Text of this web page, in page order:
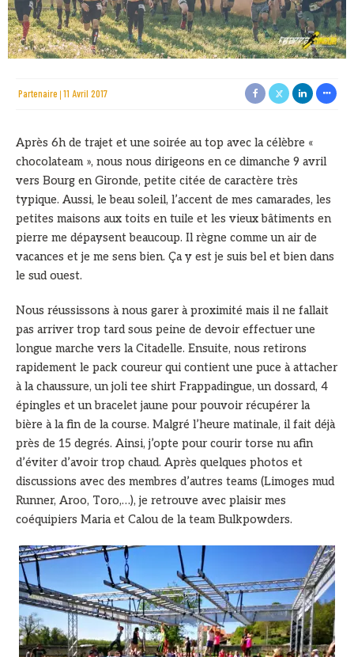
Partenaire 11 Avril 2017
Après 6h de trajet et une soirée au top avec la célèbre «
chocolateam », nous nous dirigeons en ce dimanche 9 avril
vers Bourg en Gironde, petite citée de caractère très
typique. Aussi, le beau soleil, l’accent de mes camarades, les
petites maisons aux toits en tuile et les vieux bâtiments en
pierre me dépaysent beaucoup. Il règne comme un air de
vacances et je me sens bien. Ça y est je suis bel et bien dans
le sud ouest.
Nous réussissons à nous garer à proximité mais il ne fallait
pas arriver trop tard sous peine de devoir effectuer une
longue marche vers la Citadelle. Ensuite, nous retirons
rapidement le pack coureur qui contient une puce à attacher
à la chaussure, un joli tee shirt Frappadingue, un dossard, 4
épingles et un bracelet jaune pour pouvoir récupérer la
bière à la fin de la course. Malgré l’heure matinale, il fait déjà
près de 15 degrés. Ainsi, j’opte pour courir torse nu afin
d’éviter d’avoir trop chaud. Après quelques photos et
discussions avec des membres d’autres teams (Limoges mud
Runner, Aroo, Toro,…), je retrouve avec plaisir mes
coéquipiers Maria et Calou de la team Bulkpowders.